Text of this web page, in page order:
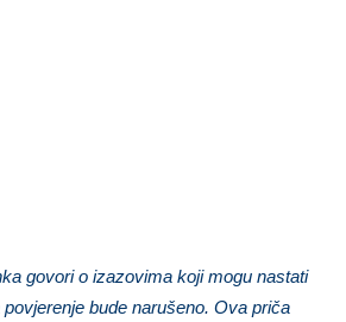
govori o izazovima koji mogu nastati
bude narušeno. Ova priča